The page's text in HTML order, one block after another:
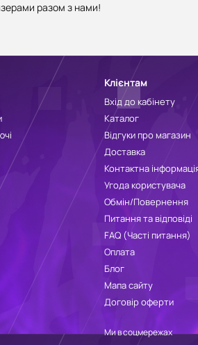
разом з нами!
Клієнтам
Вхід до кабінету
Каталог
Відгуки про магазин
Доставка
Контактна
Угода користувача
Обмін/Повернення
Питання та відповіді
FAQ (Часті питання)
Оплата
Блог
Мапа сайту
Договір оферти
Ми в соцмережах